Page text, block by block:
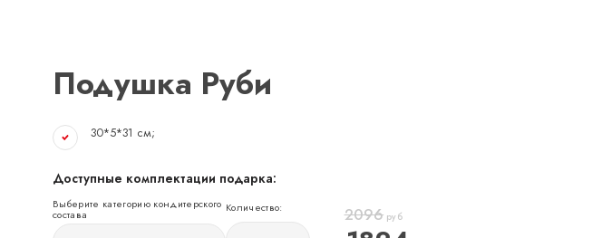
Подушка Руби
30*5*31 см;
Доступные комплектации подарка:
Выберите категорию кондитерского
состава Количество: 2096 руб